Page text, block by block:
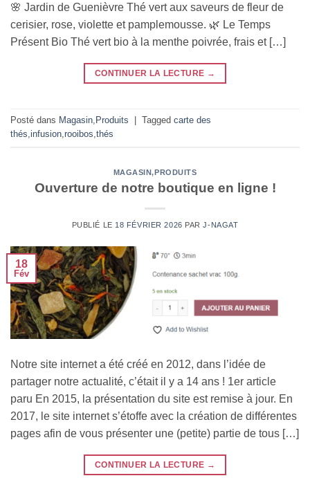
🌸 Jardin de Guenièvre Thé vert aux saveurs de fleur de
cerisier, rose, violette et pamplemousse. 🌿 Le Temps
Présent Bio Thé vert bio à la menthe poivrée, frais et […]
CONTINUER LA LECTURE →
Posté dans Magasin, Produits Tagged carte des
thés,infusion,rooibos,thés
MAGASIN,PRODUITS
Ouverture de notre boutique en ligne !
PUBLIÉ LE18 FÉVRIER 2026 PARJ-NAGAT
18
Fév
Notre site internet a été créé en 2012, dans l’idée de
partager notre actualité, c’était il y a 14 ans ! 1er article
paru En 2015, la présentation du site est remise à jour. En
2017, le site internet s’étoffe avec la création de différentes
pages afin de vous présenter une (petite) partie de tous […]
CONTINUER LA LECTURE →